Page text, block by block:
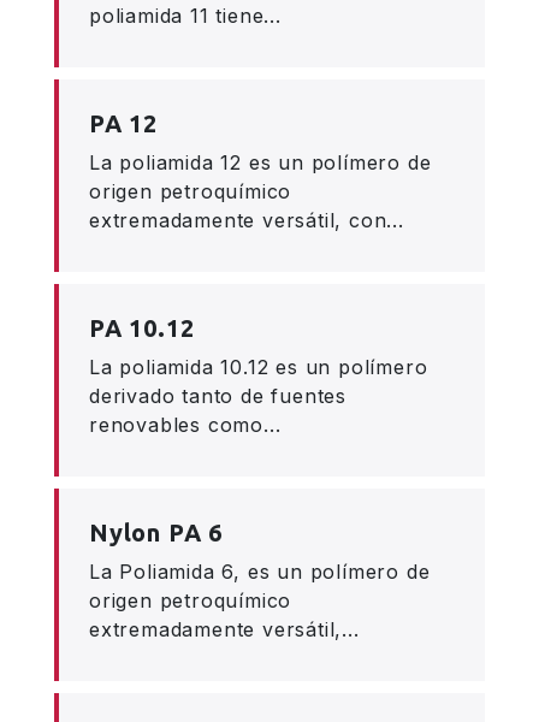
poliamida 11 tiene...
PA 12
La poliamida 12 es un polímero de
origen petroquímico
extremadamente versátil, con...
PA 10.12
La poliamida 10.12 es un polímero
derivado tanto de fuentes
renovables como...
Nylon PA 6
La Poliamida 6, es un polímero de
origen petroquímico
extremadamente versátil,...